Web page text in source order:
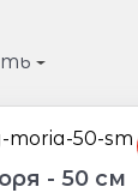
- 50 см